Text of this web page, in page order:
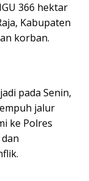
366 hektar
Kabupaten
korban.
pada Senin,
jalur
ke Polres